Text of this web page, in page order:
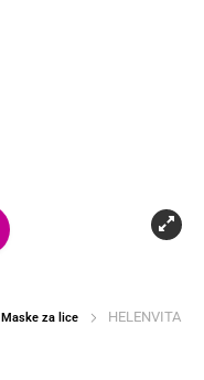
Maske za lice
HELENVITA